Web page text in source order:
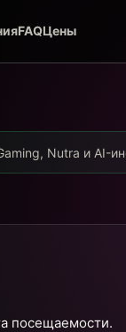
FAQЦены
Nutra и AI-
посещаемости.